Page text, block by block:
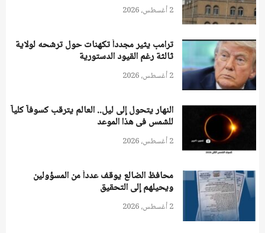
2 أغسطس، 2026
ترامب يثير مجدداً تكهنات حول ترشحه لولاية
ثالثة رغم القيود الدستورية
2 أغسطس، 2026
النهار يتحول إلى ليل.. العالم يترقب كسوفاً كلياً
للشمس فى هذا الموعد
2 أغسطس، 2026
محافظ الضالع يوقف عدداً من المسؤولين
ويحيلهم إلى التحقيق
2 أغسطس، 2026